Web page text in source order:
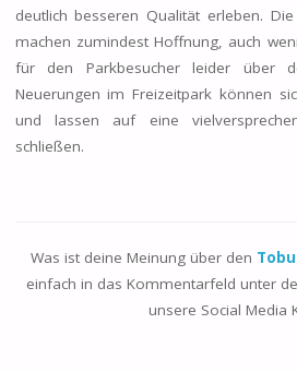
deutlich besseren Qualität erleben.
machen zumindest Hoffnung, auch
für den Parkbesucher leider über
Neuerungen im Freizeitpark können
und lassen auf eine
schließen.
Was ist deine Meinung über den
einfach in das Kommentarfeld unter
unsere Social Media